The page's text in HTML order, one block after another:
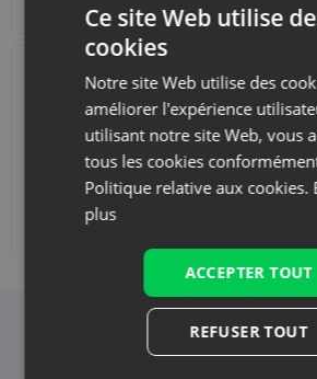
Ajouter une impression
Pourquoi choisir
Ce site Web utilise
cookies
Notre site Web utilise des
améliorer l'expérience
utilisant notre site Web, vous
tous les cookies
Politique relative aux cookies.
plus
ACCEPTER TOUT
REFUSER TOUT